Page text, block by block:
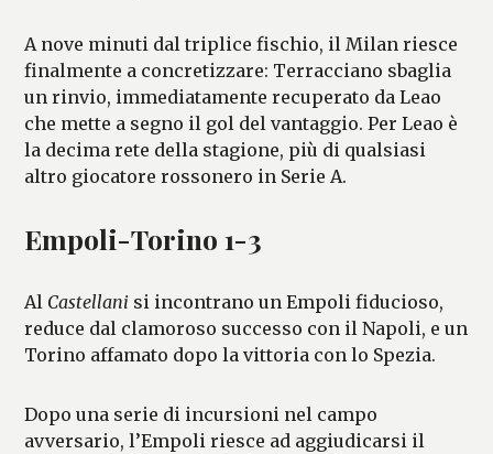
A nove minuti dal triplice fischio, il Milan riesce
finalmente a concretizzare: Terracciano sbaglia
un rinvio, immediatamente recuperato da Leao
che mette a segno il gol del vantaggio. Per Leao è
la decima rete della stagione, più di qualsiasi
altro giocatore rossonero in Serie A.
Empoli-Torino 1-3
Al Castellani si incontrano un Empoli fiducioso,
reduce dal clamoroso successo con il Napoli, e un
Torino affamato dopo la vittoria con lo Spezia.
Dopo una serie di incursioni nel campo
avversario, l’Empoli riesce ad aggiudicarsi il